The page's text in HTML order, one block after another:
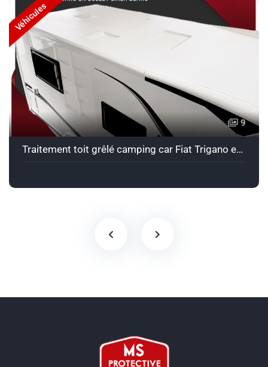
Véhicules
9
Traitement toit grêlé camping car Fiat Trigano en Bullet Liner blanc.